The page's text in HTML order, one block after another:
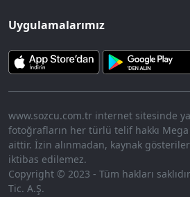
Uygulamalarımız
www.sozcu.com.tr internet sitesinde
fotoğrafların her türlü telif hakkı Mega
aittir. İzin alınmadan, kaynak
iktibas edilemez.
Copyright © 2023 - Tüm hakları
Tic. A.Ş.